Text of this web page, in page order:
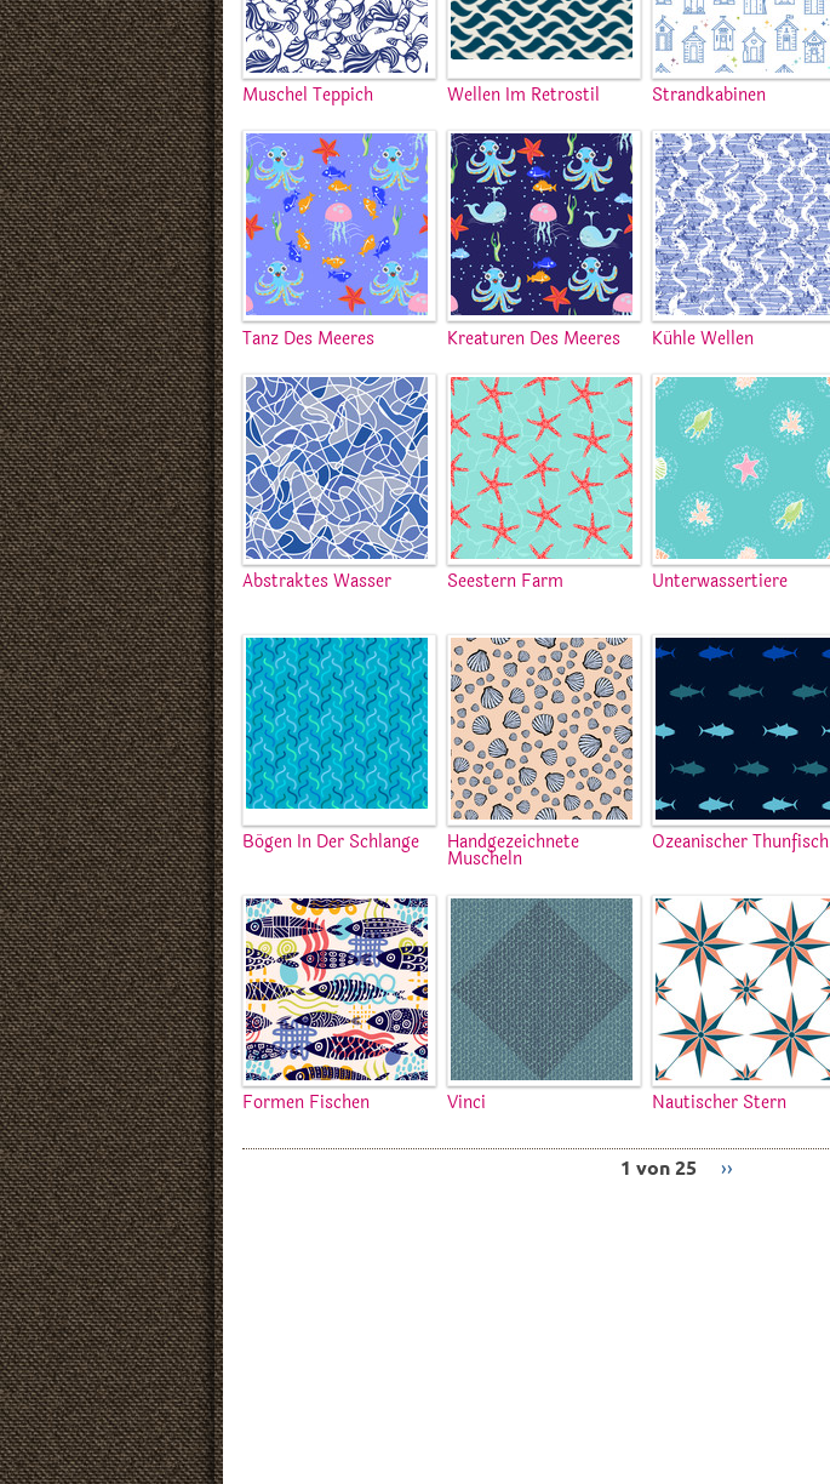
Muschel Teppich Wellen Im Retrostil Strandkabinen
Tanz Des Meeres Kreaturen Des Meeres Kühle Wellen
Abstraktes Wasser Seestern Farm Unterwassertiere
Bögen In Der Schlange Handgezeichnete
Muscheln
Ozeanischer Thunfisch
Formen Fischen Vinci Nautischer Stern
1 von 25 ››